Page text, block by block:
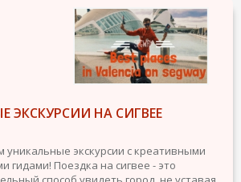
ЭКСКУРСИИ НА СИГВЕЕ
экскурсии с креативными
гидами! Поездка на сигвее - это